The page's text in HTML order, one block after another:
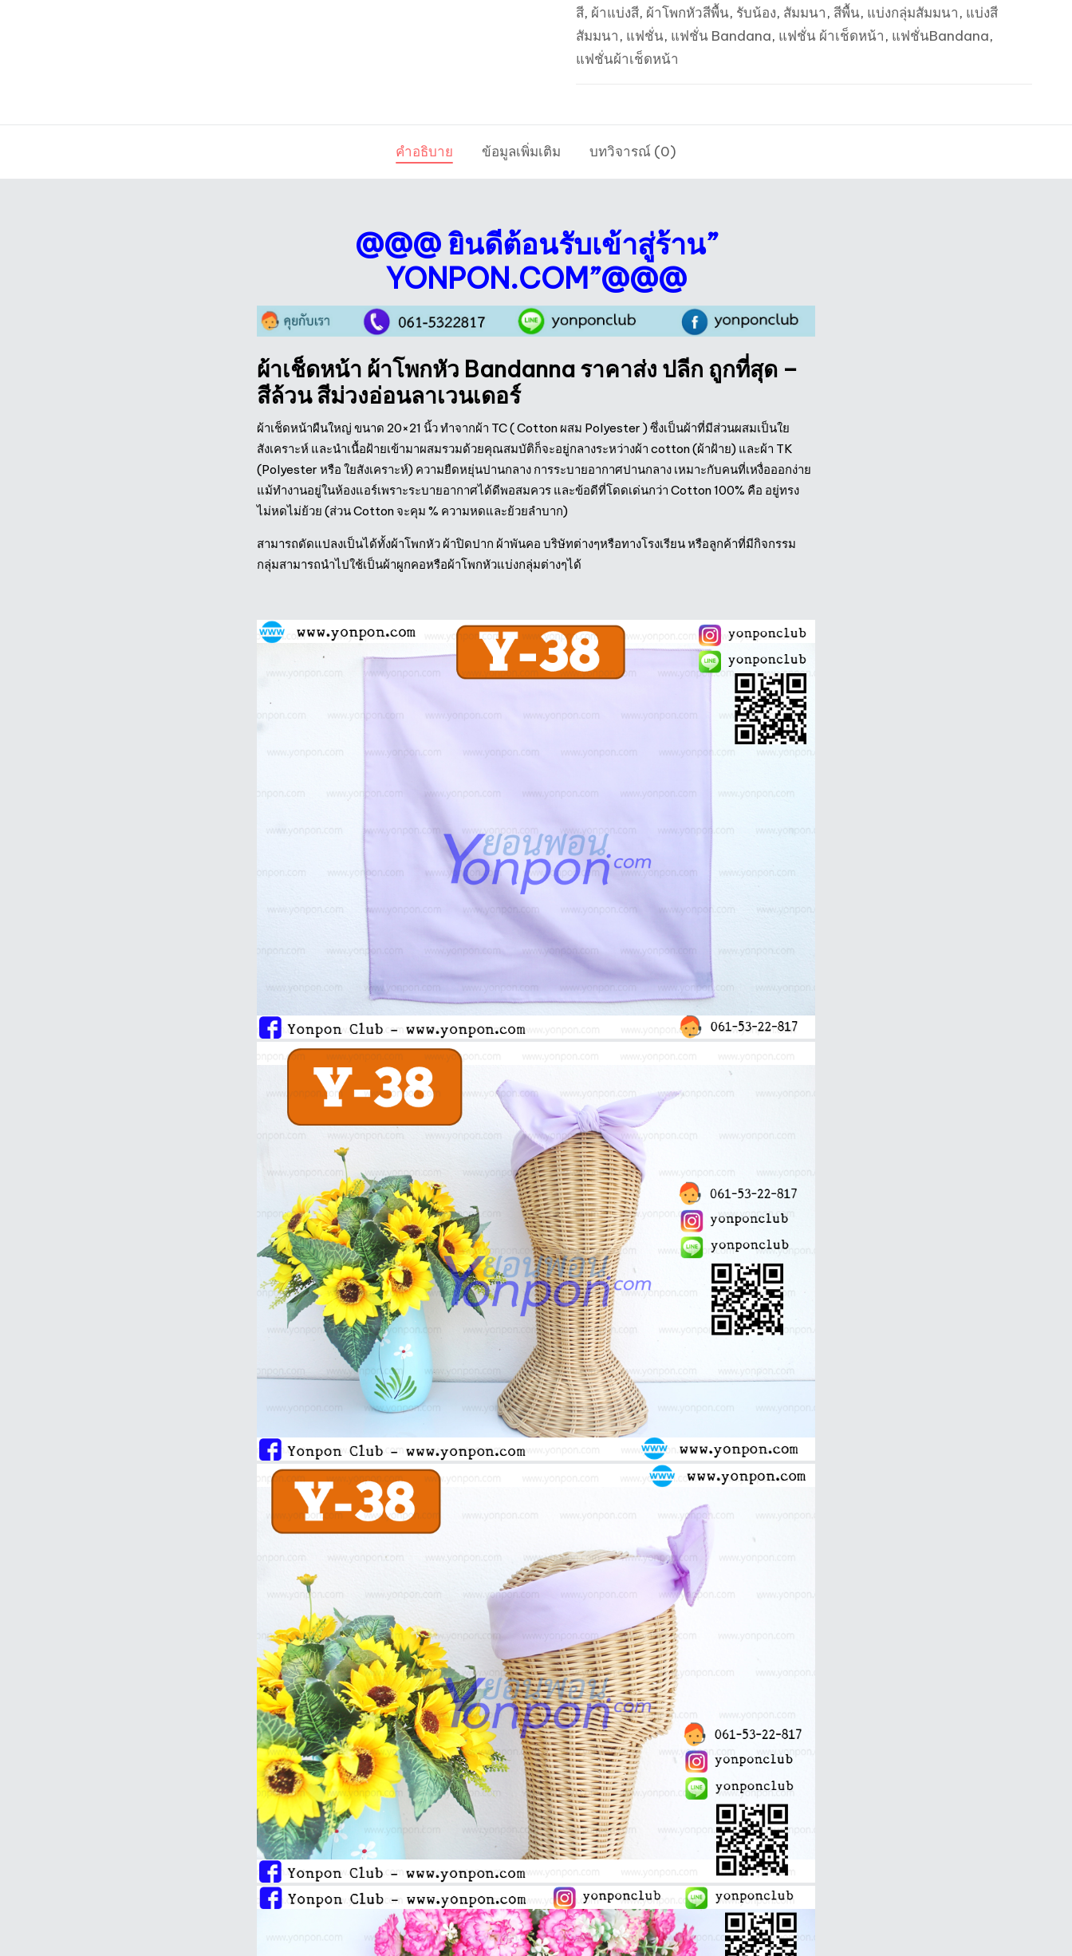
ม่วง
อ่อน
ลาเวนเดอร์
สี, ผ้าแบ่งสี, ผ้าโพกหัวสีพื้น, รับน้อง, สัมมนา, สีพื้น, แบ่งกลุ่มสัมมนา, แบ่งสี
สัมมนา, แฟชั่น, แฟชั่น Bandana, แฟชั่น ผ้าเช็ดหน้า, แฟชั่นBandana,
แฟชั่นผ้าเช็ดหน้า
คำอธิบาย ข้อมูลเพิ่มเติม บทวิจารณ์ (0)
@@@ ยินดีต้อนรับเข้าสู่ร้าน”
YONPON.COM”@@@
ผ้าเช็ดหน้า ผ้าโพกหัว Bandanna ราคาส่ง ปลีก ถูกที่สุด –
สีล้วน สีม่วงอ่อนลาเวนเดอร์
ผ้าเช็ดหน้าผืนใหญ่ ขนาด 20×21 นิ้ว ทำจากผ้า TC ( Cotton ผสม Polyester ) ซึ่งเป็นผ้าที่มีส่วนผสมเป็นใย
สังเคราะห์ และนำเนื้อฝ้ายเข้ามาผสมรวมด้วยคุณสมบัติก็จะอยู่กลางระหว่างผ้า cotton (ผ้าฝ้าย) และผ้า TK
(Polyester หรือ ใยสังเคราะห์) ความยืดหยุ่นปานกลาง การระบายอากาศปานกลาง เหมาะกับคนที่เหงื่อออกง่าย
แม้ทำงานอยู่ในห้องแอร์เพราะระบายอากาศได้ดีพอสมควร และข้อดีที่โดดเด่นกว่า Cotton 100% คือ อยู่ทรง
ไม่หดไม่ย้วย (ส่วน Cotton จะคุม % ความหดและย้วยลำบาก)
สามารถดัดแปลงเป็นได้ทั้งผ้าโพกหัว ผ้าปิดปาก ผ้าพันคอ บริษัทต่างๆหรือทางโรงเรียน หรือลูกค้าที่มีกิจกรรม
กลุ่มสามารถนำไปใช้เป็นผ้าผูกคอหรือผ้าโพกหัวแบ่งกลุ่มต่างๆได้